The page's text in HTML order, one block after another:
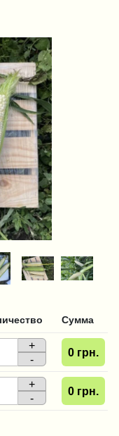
Сумма
+
-
0 грн.
+
-
0 грн.